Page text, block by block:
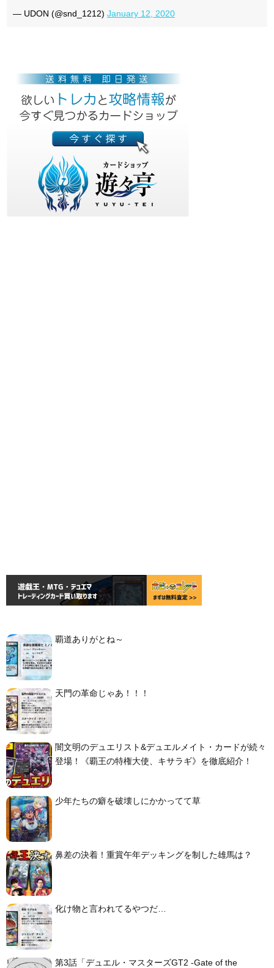
— UDON (@snd_1212) January 12, 2020
覇道ありがとね～
天門の革命じゃあ！！！
闇文明のデュエリスト&デュエルメイト・カードが続々
登場！《覇王の特権大使、キサラギ》を徹底紹介！
少年たちの癖を破壊しにかかってて草
鼻差の決着！重賞午年デッキングを制した雄馬は？
化け物と言われてるやつだ…
第3話「デュエル・マスターズGT2 -Gate of the